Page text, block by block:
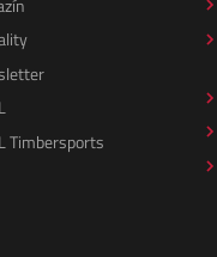
Timbersports